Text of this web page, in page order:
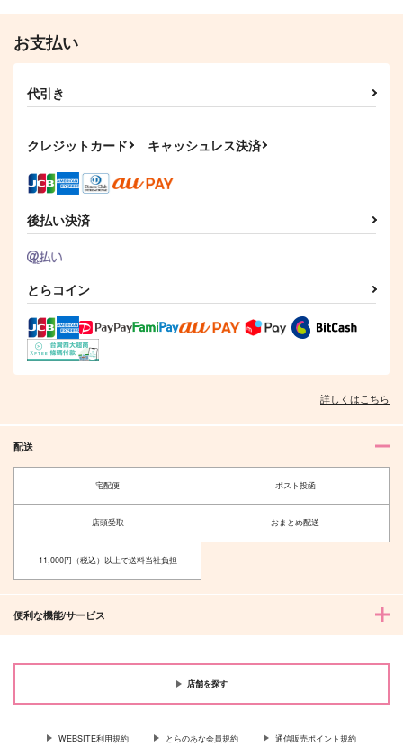
平野と鍵浦 7
そんなに言うなら抱いてやる ファミレス行こ。 下
オレはお前に推されたい!! 隠れ狼と流され子羊
夫を味方にする方法 5 甘くて熱くて息もできない 4
お支払い
代引き
クレジットカード キャッシュレス決済
後払い決済
とらコイン
詳しくはこちら
配送
宅配便 ポスト投函
店頭受取 おまとめ配送
11,000円（税込）以上で送料当社負担
便利な機能/サービス
店舗を探す
WEBSITE利用規約 とらのあな会員規約 通信販売ポイント規約